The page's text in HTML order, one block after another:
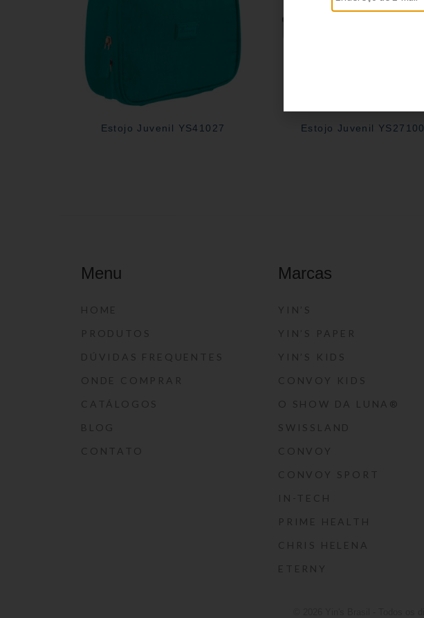
Estojo Juvenil YS41027 Estojo Juvenil YS27100
Menu
HOME
PRODUTOS
DÚVIDAS FREQUENTES
ONDE COMPRAR
CATÁLOGOS
BLOG
CONTATO
Marcas
YIN’S
YIN’S PAPER
YIN’S KIDS
CONVOY KIDS
O SHOW DA LUNA®
SWISSLAND
CONVOY
CONVOY SPORT
IN-TECH
PRIME HEALTH
CHRIS HELENA
ETERNY